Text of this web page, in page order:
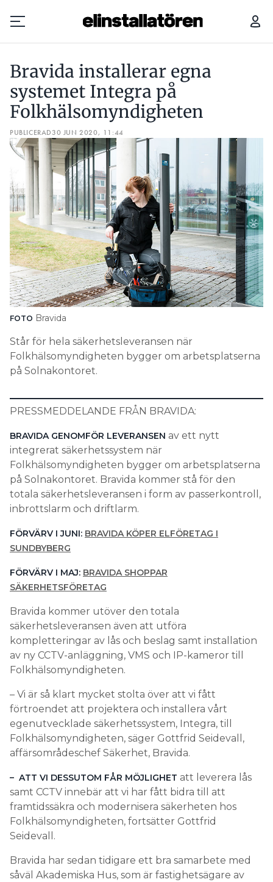
Prenumerera
Hantera prenumeration
Lediga jobb
Annonsera
Läs E-tidningen
Om tidningen
Kontakt
Personuppgifter
Search for:
SEARCH
Bravida installerar egna
systemet Integra på
Folkhälsomyndigheten
PUBLICERAD30 JUN 2020, 11:44
FOTO Bravida
Står för hela säkerhetsleveransen när
Folkhälsomyndigheten bygger om arbetsplatserna
på Solnakontoret.
PRESSMEDDELANDE FRÅN BRAVIDA:
BRAVIDA GENOMFÖR LEVERANSEN av ett nytt
integrerat säkerhetssystem när
Folkhälsomyndigheten bygger om arbetsplatserna
på Solnakontoret. Bravida kommer stå för den
totala säkerhetsleveransen i form av passerkontroll,
inbrottslarm och driftlarm.
FÖRVÄRV I JUNI: BRAVIDA KÖPER ELFÖRETAG I
SUNDBYBERG
FÖRVÄRV I MAJ: BRAVIDA SHOPPAR
SÄKERHETSFÖRETAG
Bravida kommer utöver den totala
säkerhetsleveransen även att utföra
kompletteringar av lås och beslag samt installation
av ny CCTV-anläggning, VMS och IP-kameror till
Folkhälsomyndigheten.
– Vi är så klart mycket stolta över att vi fått
förtroendet att projektera och installera vårt
egenutvecklade säkerhetssystem, Integra, till
Folkhälsomyndigheten, säger Gottfrid Seidevall,
affärsområdeschef Säkerhet, Bravida.
– ATT VI DESSUTOM FÅR MÖJLIGHET att leverera lås
samt CCTV innebär att vi har fått bidra till att
framtidssäkra och modernisera säkerheten hos
Folkhälsomyndigheten, fortsätter Gottfrid
Seidevall.
Bravida har sedan tidigare ett bra samarbete med
såväl Akademiska Hus, som är fastighetsägare av